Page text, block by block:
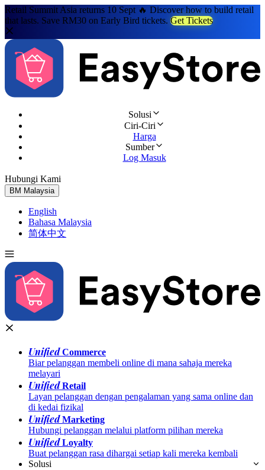
Retail Summit Asia returns 10 Sept 🔥 Discover how to build retail
that lasts. Save RM30 on Early Bird tickets. Get Tickets
Solusi
Ciri-Ciri
Harga
Sumber
Log Masuk
Hubungi Kami
BM Malaysia
English
Bahasa Malaysia
简体中文
UnifiedCommerce
Biar pelanggan membeli online di mana sahaja mereka
melayari
UnifiedRetail
Layan pelanggan dengan pengalaman yang sama online dan
di kedai fizikal
UnifiedMarketing
Hubungi pelanggan melalui platform pilihan mereka
UnifiedLoyalty
Buat pelanggan rasa dihargai setiap kali mereka kembali
Solusi